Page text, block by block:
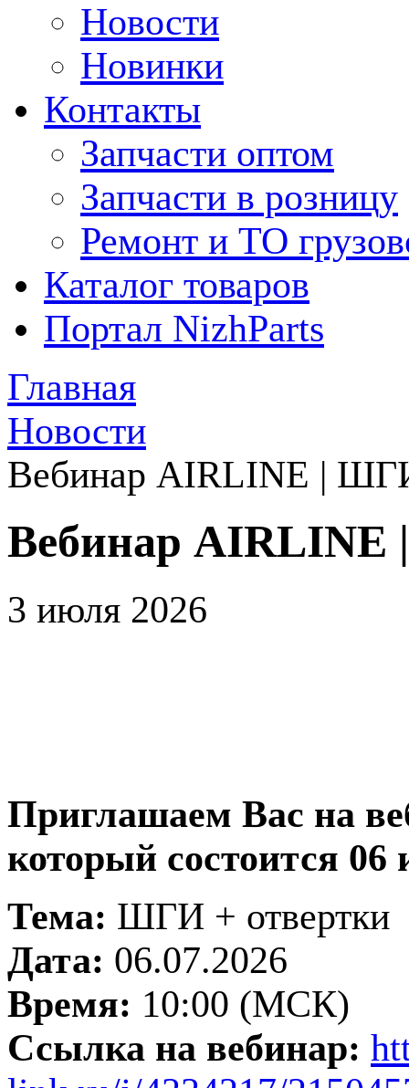
Новости
Новинки
Контакты
Запчасти оптом
Запчасти в розницу
Ремонт и ТО
Каталог товаров
Портал NizhParts
Главная
Новости
Вебинар AIRLINE |
Вебинар
3 июля 2026
Приглашаем Вас на
который состоится 06
Тема: ШГИ + отвертки
Дата: 06.07.2026
Время: 10:00 (МСК)
Ссылка на вебинар: